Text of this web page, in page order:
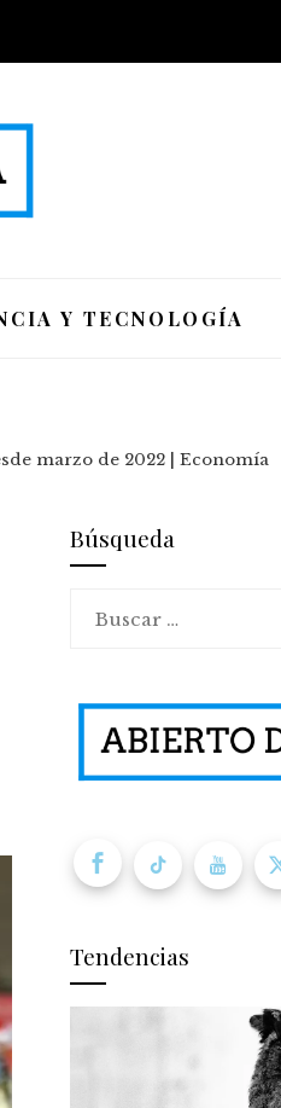
Y TECNOLOGÍA
marzo de 2022 | Economía
Búsqueda
Tendencias